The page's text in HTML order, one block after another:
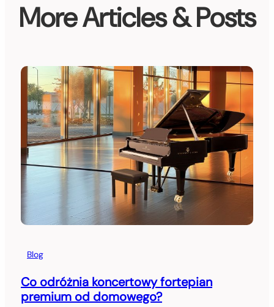
More Articles & Posts
Blog
Co odróżnia koncertowy fortepian
premium od domowego?